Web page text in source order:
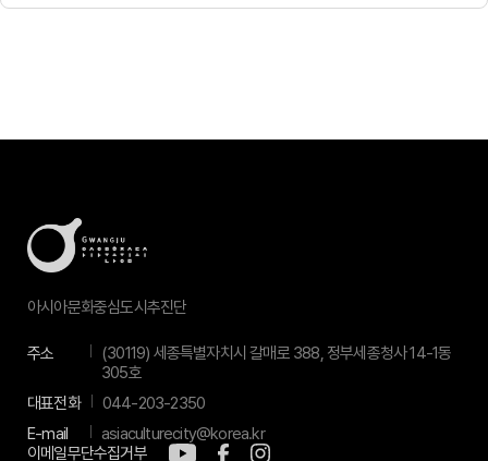
아시아문화중심도시추진단
주소
(30119) 세종특별자치시 갈매로 388, 정부세종청사 14-1동
305호
대표전화
044-203-2350
E-mail
asiaculturecity@korea.kr
이메일무단수집거부